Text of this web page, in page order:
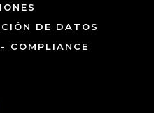
DE DATOS
COMPLIANCE